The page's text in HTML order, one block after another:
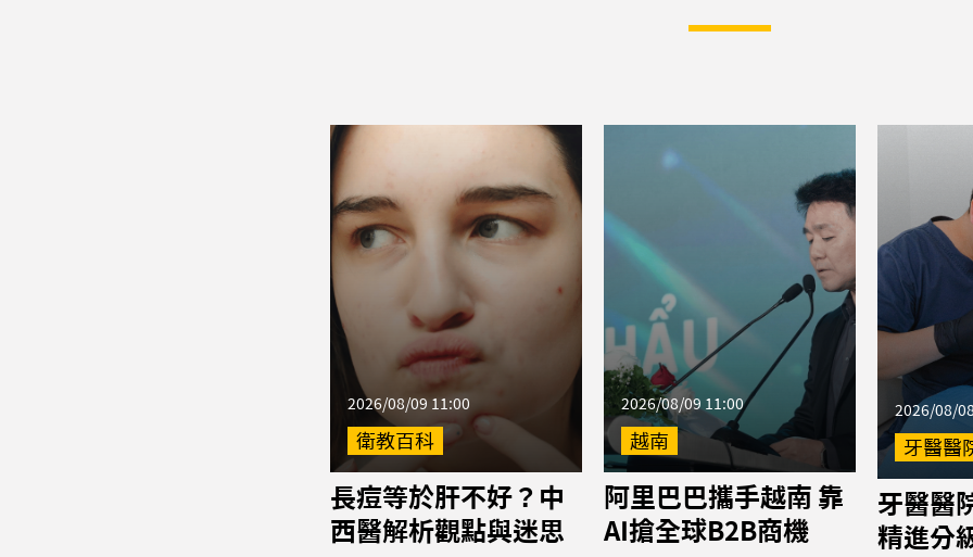
2026/08/09 11:00
衛教百科
長痘等於肝不好？中
西醫解析觀點與迷思
2026/08/09 11:00
越南
阿里巴巴攜手越南 靠
AI搶全球B2B商機
2026/08/
牙醫醫
牙醫醫
精進分